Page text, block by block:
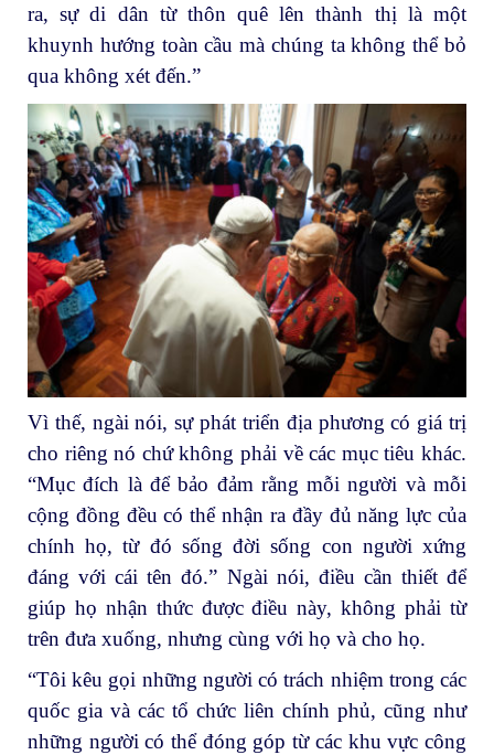
ra, sự di dân từ thôn quê lên thành thị là một
khuynh hướng toàn cầu mà chúng ta không thể bỏ
qua không xét đến.”
Vì thế, ngài nói, sự phát triển địa phương có giá trị
cho riêng nó chứ không phải về các mục tiêu khác.
“Mục đích là để bảo đảm rằng mỗi người và mỗi
cộng đồng đều có thể nhận ra đầy đủ năng lực của
chính họ, từ đó sống đời sống con người xứng
đáng với cái tên đó.” Ngài nói, điều cần thiết để
giúp họ nhận thức được điều này, không phải từ
trên đưa xuống, nhưng cùng với họ và cho họ.
“Tôi kêu gọi những người có trách nhiệm trong các
quốc gia và các tổ chức liên chính phủ, cũng như
những người có thể đóng góp từ các khu vực công